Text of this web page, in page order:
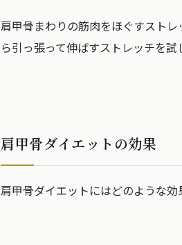
肩甲骨まわりの筋肉をほぐすスト
ら引っ張って伸ばすストレッチを試
肩甲骨ダイエットの効果
肩甲骨ダイエットにはどのような